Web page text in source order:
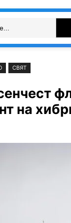
СВЯТ
на